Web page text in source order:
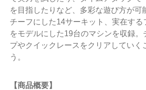
を目指したりなど、多彩な遊び方が可
チーフにした14サーキット、実在する
をモデルにした19台のマシンを収録。
プやクイックレースをクリアしていく
う。
【商品概要】